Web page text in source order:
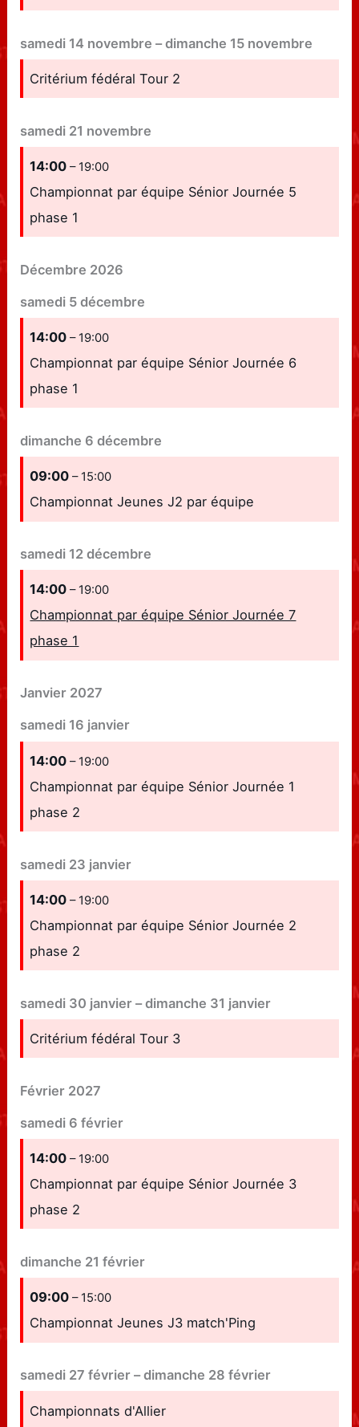
samedi 14 novembre –dimanche 15 novembre
Critérium fédéral Tour 2
samedi 21 novembre
14:00– 19:00
Championnat par équipe Sénior Journée 5
phase 1
Décembre 2026
samedi 5 décembre
14:00– 19:00
Championnat par équipe Sénior Journée 6
phase 1
dimanche 6 décembre
09:00– 15:00
Championnat Jeunes J2 par équipe
samedi 12 décembre
14:00– 19:00
Championnat par équipe Sénior Journée 7
phase 1
Janvier 2027
samedi 16 janvier
14:00– 19:00
Championnat par équipe Sénior Journée 1
phase 2
samedi 23 janvier
14:00– 19:00
Championnat par équipe Sénior Journée 2
phase 2
samedi 30 janvier –dimanche 31 janvier
Critérium fédéral Tour 3
Février 2027
samedi 6 février
14:00– 19:00
Championnat par équipe Sénior Journée 3
phase 2
dimanche 21 février
09:00– 15:00
Championnat Jeunes J3 match'Ping
samedi 27 février –dimanche 28 février
Championnats d'Allier